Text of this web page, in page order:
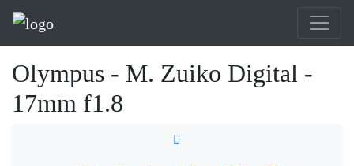
Olympus - M. Zuiko Digital -
17mm f1.8